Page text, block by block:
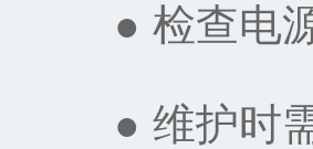
● 检查电源
● 维护时需